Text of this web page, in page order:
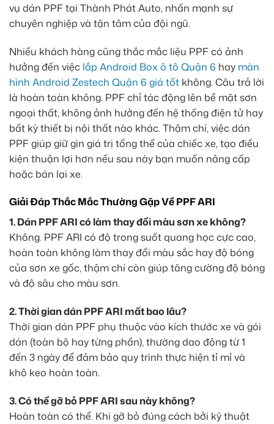
vụ dán PPF tại Thành Phát Auto, nhấn mạnh sự
chuyên nghiệp và tận tâm của đội ngũ.
Nhiều khách hàng cũng thắc mắc liệu PPF có ảnh
hưởng đến việc lắp Android Box ô tô Quận 6 hay màn
hình Android Zestech Quận 6 giá tốt không. Câu trả lời
là hoàn toàn không. PPF chỉ tác động lên bề mặt sơn
ngoại thất, không ảnh hưởng đến hệ thống điện tử hay
bất kỳ thiết bị nội thất nào khác. Thậm chí, việc dán
PPF giúp giữ gìn giá trị tổng thể của chiếc xe, tạo điều
kiện thuận lợi hơn nếu sau này bạn muốn nâng cấp
hoặc bán lại xe.
Giải Đáp Thắc Mắc Thường Gặp Về PPF ARI
1. Dán PPF ARI có làm thay đổi màu sơn xe không?
Không. PPF ARI có độ trong suốt quang học cực cao,
hoàn toàn không làm thay đổi màu sắc hay độ bóng
của sơn xe gốc, thậm chí còn giúp tăng cường độ bóng
và độ sâu cho màu sơn.
2. Thời gian dán PPF ARI mất bao lâu?
Thời gian dán PPF phụ thuộc vào kích thước xe và gói
dán (toàn bộ hay từng phần), thường dao động từ 1
đến 3 ngày để đảm bảo quy trình thực hiện tỉ mỉ và
khô keo hoàn toàn.
3. Có thể gỡ bỏ PPF ARI sau này không?
Hoàn toàn có thể. Khi gỡ bỏ đúng cách bởi kỹ thuật